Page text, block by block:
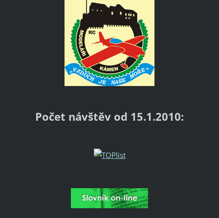
Počet návštěv od 15.1.2010: